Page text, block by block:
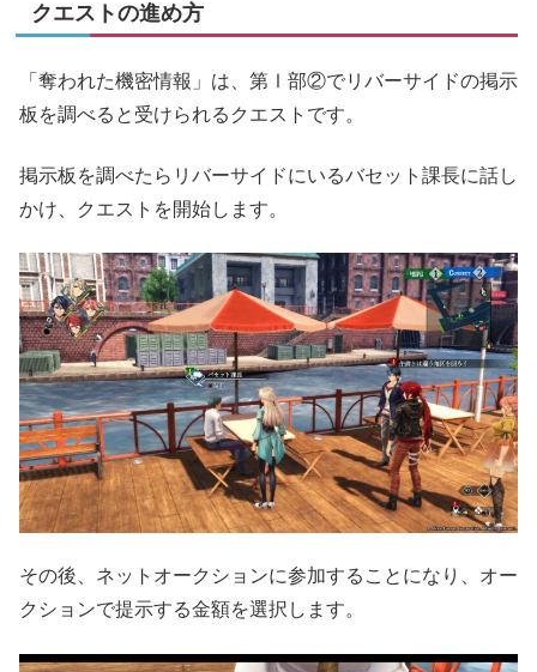
クエストの進め方
「奪われた機密情報」は、第Ⅰ部②でリバーサイドの掲示
板を調べると受けられるクエストです。
掲示板を調べたらリバーサイドにいるバセット課長に話し
かけ、クエストを開始します。
その後、ネットオークションに参加することになり、オー
クションで提示する金額を選択します。